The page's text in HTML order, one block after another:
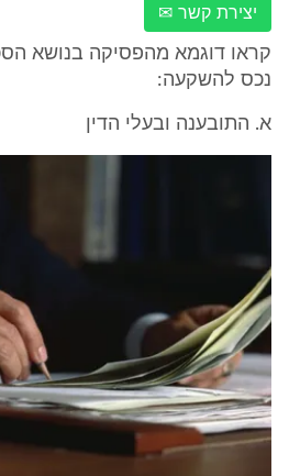
יצירת קשר ✉
קראו דוגמא מהפסיקה בנושא
נכס להשקעה:
א. התובענה ובעלי הדין